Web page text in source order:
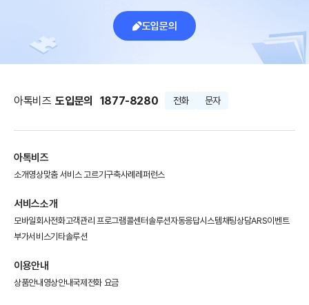
도입문의
아톡비즈 도입문의 1877-8280 전화 문자
아톡비즈
소개영상맞춤 서비스 고르기구축사례 레퍼런스
서비스소개
모바일회사전화고객관리 프로그램콜센터솔루션자동응답시스템채팅상담ARS이벤트
부가서비스기타솔루션
이용안내
상품안내 영상안내국제전화 요금